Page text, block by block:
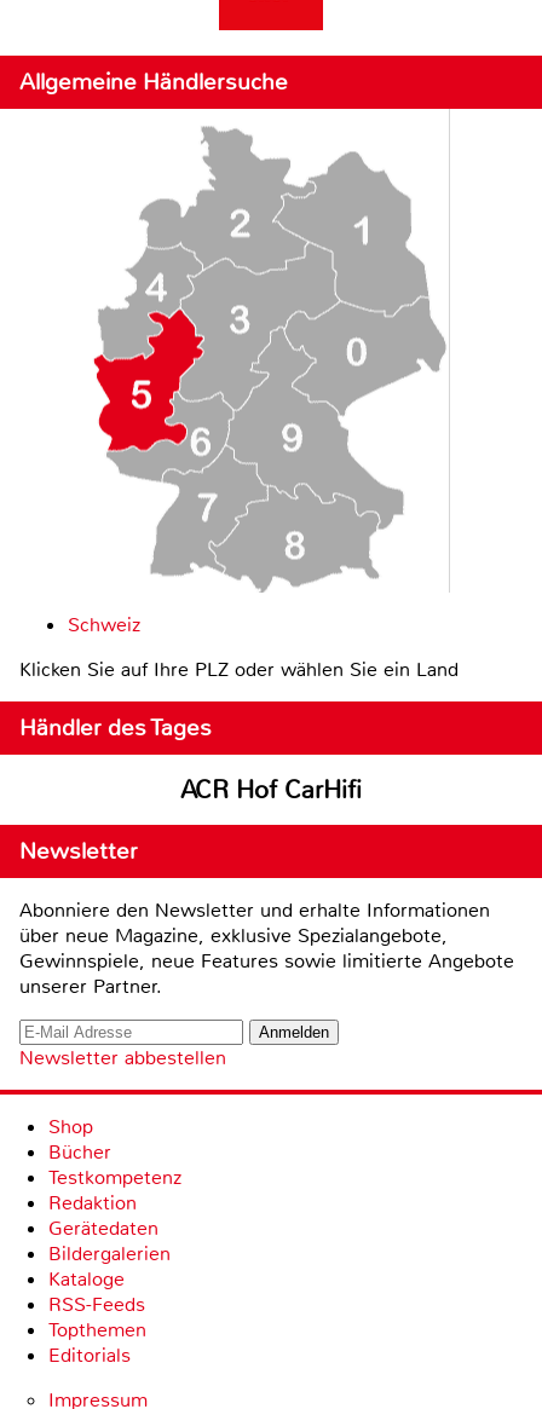
Allgemeine Händlersuche
Schweiz
Klicken Sie auf Ihre PLZ oder wählen Sie ein Land
Händler des Tages
ACR Hof CarHifi
Newsletter
Abonniere den Newsletter und erhalte Informationen
über neue Magazine, exklusive Spezialangebote,
Gewinnspiele, neue Features sowie limitierte Angebote
unserer Partner.
Newsletter abbestellen
Shop
Bücher
Testkompetenz
Redaktion
Gerätedaten
Bildergalerien
Kataloge
RSS-Feeds
Topthemen
Editorials
Impressum